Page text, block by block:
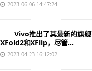
2023-06-06 14:47:24
Vivo推出了其最新的旗舰
XFold2和XFlip，尽管...
2023-04-23 16:12:02